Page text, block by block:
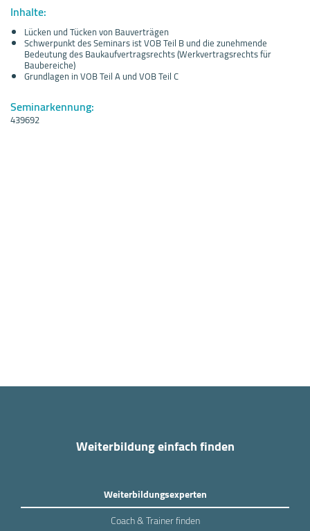
Inhalte:
Lücken und Tücken von Bauverträgen
Schwerpunkt des Seminars ist VOB Teil B und die zunehmende
Bedeutung des Baukaufvertragsrechts (Werkvertragsrechts für
Baubereiche)
Grundlagen in VOB Teil A und VOB Teil C
Seminarkennung:
439692
Weiterbildung einfach finden
Weiterbildungsexperten
Coach & Trainer finden